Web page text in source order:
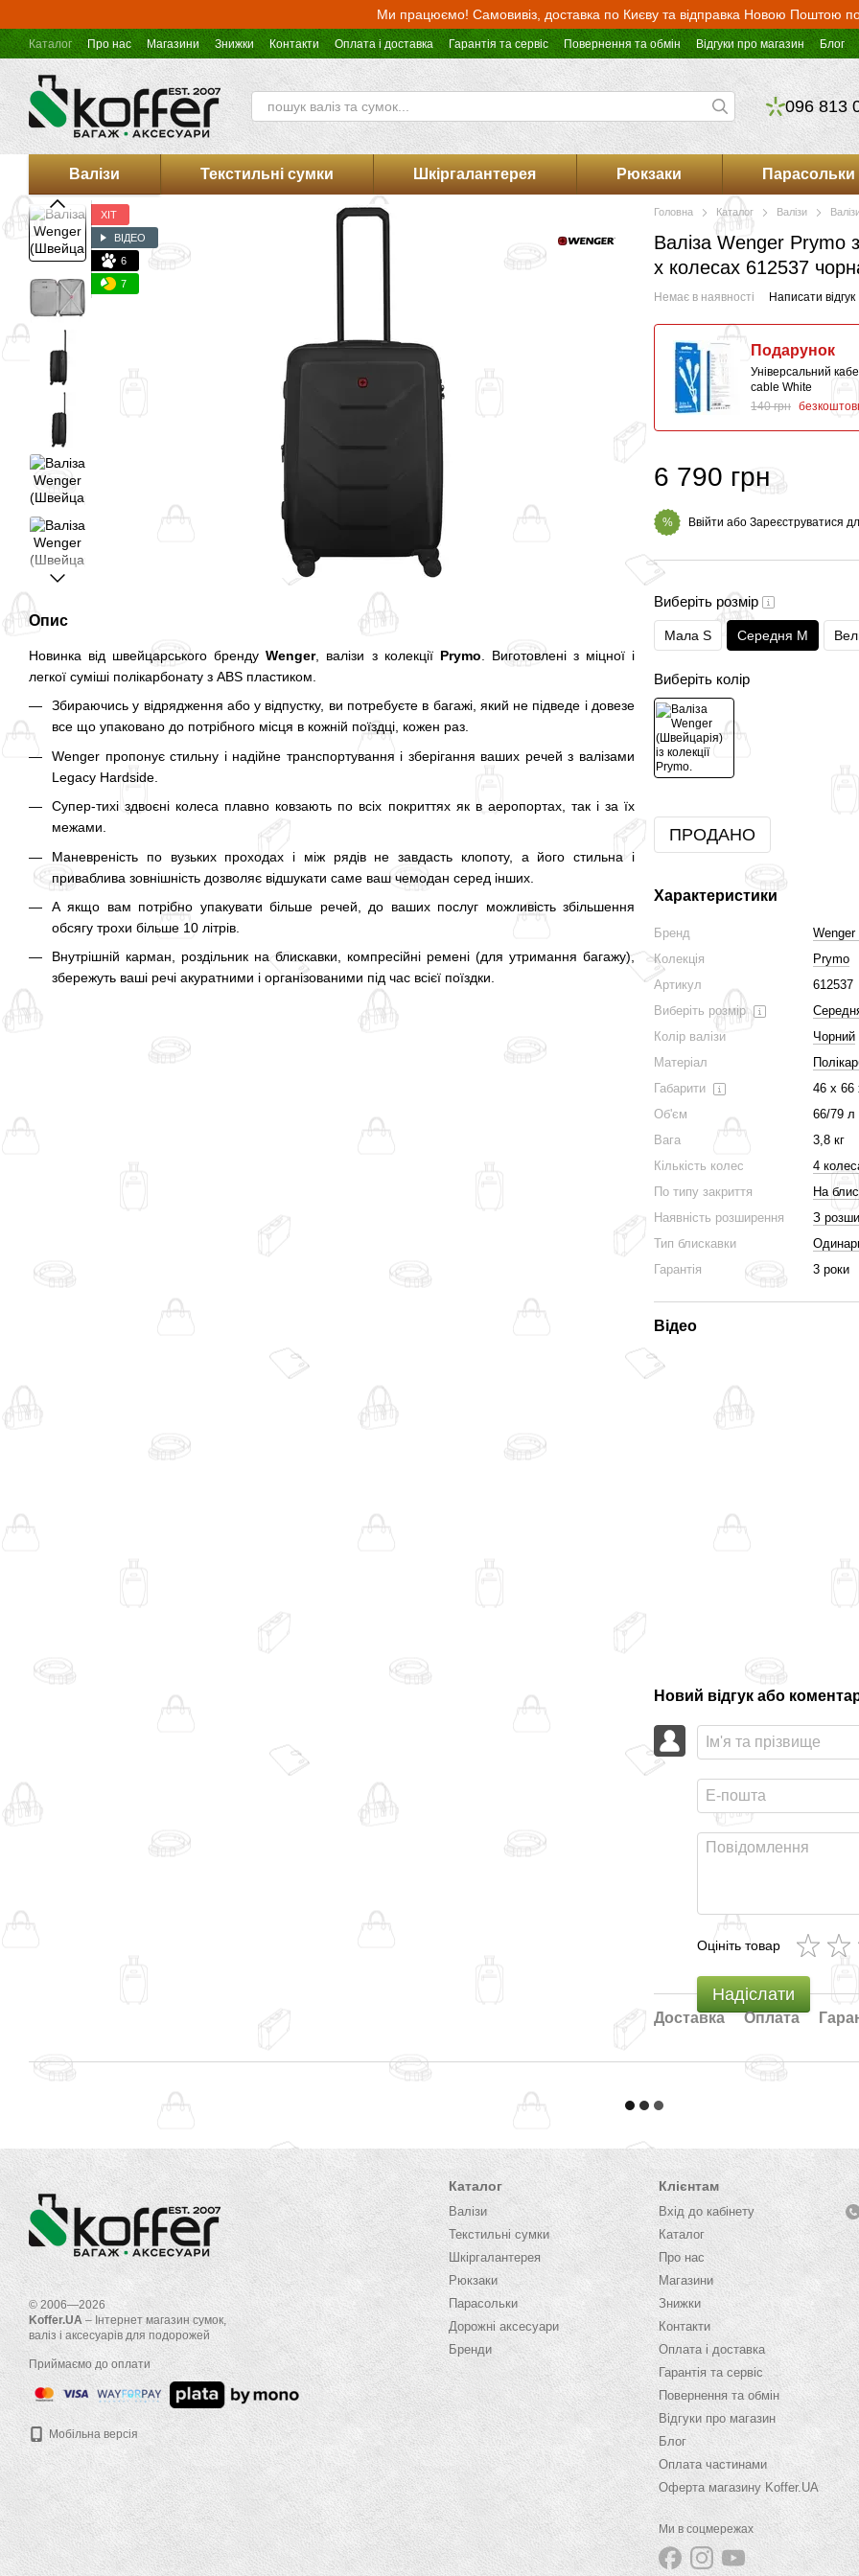
Ми працюємо! Самовивіз, доставка по Києву та відправка Новою Поштою по
Каталог Про нас Магазини Знижки Контакти Оплата і доставка Гарантія та сервіс Повернення та обмін Відгуки про магазин
Блог
Оферта магазину Koffer.UA
096 813
Валізи Текстильні сумки Шкіргалантерея Рюкзаки Парасольки
ХІТ
ВІДЕО
6
7
Опис
Новинка від швейцарського брендуWenger, валізи з колекції Prymo . Виготовлені з міцної і
легкої суміші полікарбонату з ABS пластиком.
Збираючись у відрядження або у відпустку, ви потребуєте в багажі, який не підведе і довезе
все що упаковано до потрібного місця в кожній поїздці, кожен раз.
Wenger пропонує стильну і надійне транспортування і зберігання ваших речей з валізами
Legacy Hardside.
Супер-тихі здвоєні колеса плавно ковзають по всіх покриттях як в аеропортах, так і за їх
межами.
Маневреність по вузьких проходах і між рядів не завдасть клопоту, а його стильна і
приваблива зовнішність дозволяє відшукати саме ваш чемодан серед інших.
А якщо вам потрібно упакувати більше речей, до ваших послуг можливість збільшення
обсягу трохи більше 10 літрів.
Внутрішній карман, роздільник на блискавки, компресійні ремені (для утримання багажу),
збережуть ваші речі акуратними і організованими під час всієї поїздки.
Головна Каталог Валізи
Валіза Wenger Prymo
х колесах 612537
Немає в наявності Написати відгук
Подарунок
Універсальний
сable White
140 грн
6 790 грн
% Ввійти або Зареєструватися
Виберіть розмір
Мала S Середня M
Виберіть колір
ПРОДАНО
Характеристики
Бренд
Wenger
Колекція
Prymo
Артикул
612537
Виберіть розмір
Колір валізи
Чорний
Матеріал
Габарити
46 x 66
Об'єм
66/79 л
Вага
3,8 кг
Кількість колес
4
По типу закриття
На
Наявність розширення
З
Тип блискавки
Гарантія
3 роки
Відео
Новий відгук або
Оцініть товар
Надіслати
Доставка Оплата
© 2006—2026
Koffer.UA– Інтернет магазин сумок,
валіз і аксесуарів для подорожей
Приймаємо до оплати
Мобільна версія
Каталог
Валізи
Текстильні сумки
Шкіргалантерея
Рюкзаки
Парасольки
Дорожні аксесуари
Бренди
Клієнтам
Вхід до кабінету
Каталог
Про нас
Магазини
Знижки
Контакти
Оплата і доставка
Гарантія та сервіс
Повернення та обмін
Відгуки про магазин
Блог
Оплата частинами
Оферта магазину Koffer.UA
Ми в соцмережах